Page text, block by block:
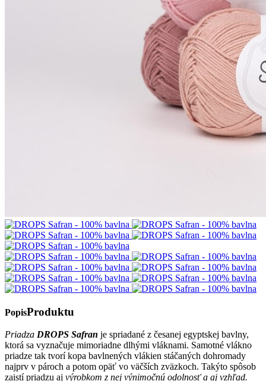
PopisProduktu
Priadza DROPS Safran je spriadané z česanej egyptskej bavlny,
ktorá sa vyznačuje mimoriadne dlhými vláknami. Samotné vlákno
priadze tak tvorí kopa bavlnených vlákien stáčaných dohromady
najprv v pároch a potom opäť vo väčších zväzkoch. Takýto spôsob
zaistí priadzu aj výrobkom z nej výnimočnú odolnosť a aj vzhľad.